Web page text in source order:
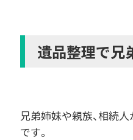
遺品整理で兄
兄弟姉妹や親族、相続
です。